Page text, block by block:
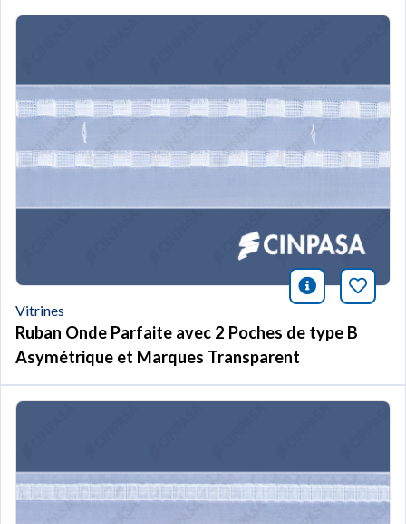
icono
Vitrines
Ruban Onde Parfaite avec 2 Poches de type B
Asymétrique et Marques Transparent